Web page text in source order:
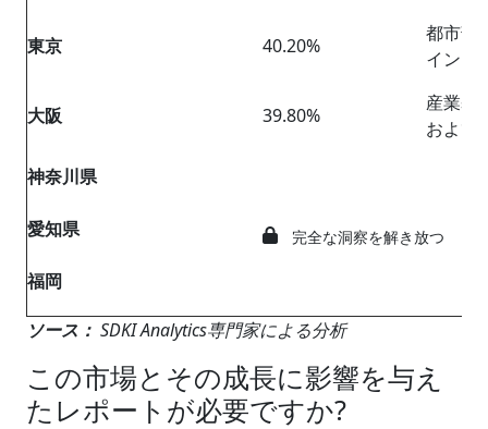
東京 40.20%
都市部
インフ
大阪 39.80%
産業基
および
神奈川県
完全な洞察を解き放つ
愛知県
福岡
ソース： SDKI Analytics専門家による分析
この市場とその成長に影響を与え
たレポートが必要ですか?